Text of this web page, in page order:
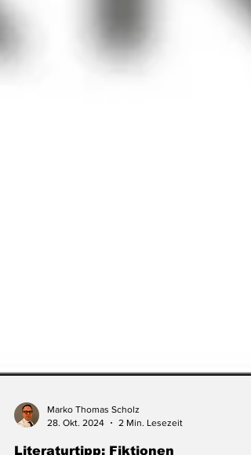
28. Okt. 2024
2 Min. Lesezeit